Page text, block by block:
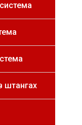
штангах